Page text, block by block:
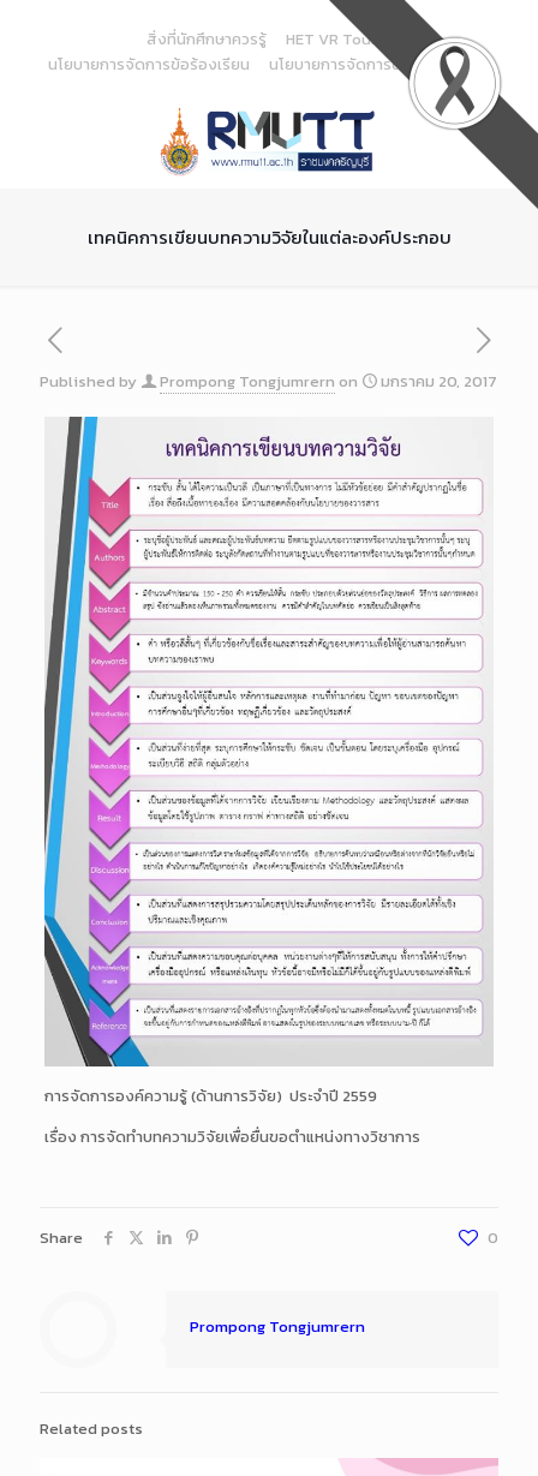
Content
สิ่งที่นักศึกษาควรรู้
HET VR Tour
นโยบายการจัดการข้อร้องเรียน
นโยบายการจัดการด้านสารสนเทศ
เทคนิคการเขียนบทความวิจัยในแต่ละองค์ประกอบ
Published by Prompong Tongjumrern on มกราคม 20, 2017
การจัดการองค์ความรู้ (ด้านการวิจัย) ประจำปี 2559
เรื่อง การจัดทำบทความวิจัยเพื่อยื่นขอตำแหน่งทางวิชาการ
Share 0
Prompong Tongjumrern
Related posts